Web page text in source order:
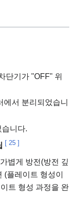
단기가 "OFF" 위
서 분리되었습니
니다.
[ 25 ]
볍게 방전(방전 깊
플레이트 형성이
트 형성 과정을 완